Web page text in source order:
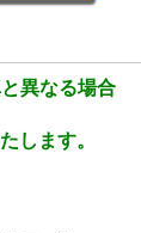
異なる場合
します。